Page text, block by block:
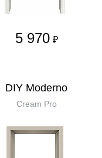
5 970 ₽
DIY Moderno
Cream Pro